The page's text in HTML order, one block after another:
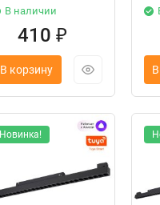
В наличии
410 ₽
В корзину
Новинка!